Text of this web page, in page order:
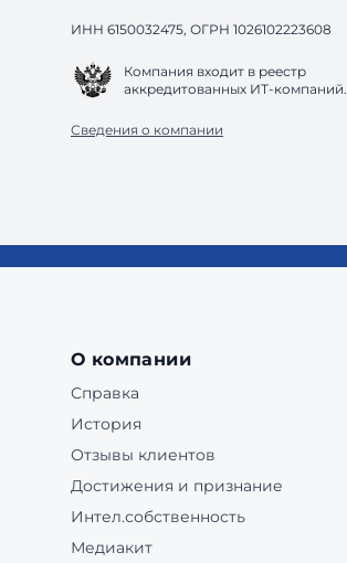
ИНН 6150032475, ОГРН 1026102223608
Компания входит в реестр
аккредитованных ИТ-компаний.
Сведения о компании
О компании
Справка
История
Отзывы клиентов
Достижения и признание
Интел.собственность
Медиакит